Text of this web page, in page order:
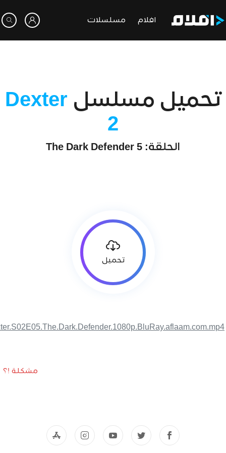
افلام مسلسلات
تحميل مسلسل Dexter
2
الحلقة: 5 The Dark Defender
تحميل
مشكلة !؟